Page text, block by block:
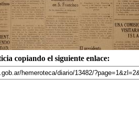
copiando el siguiente enlace: